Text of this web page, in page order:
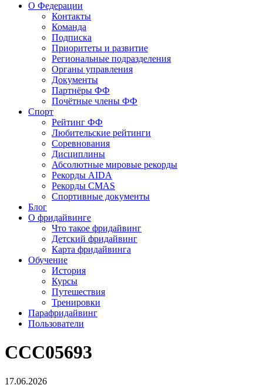
О Федерации
Контакты
Команда
Подписка
Приоритеты и развитие
Региональные подразделения
Органы управления
Документы
Партнёры ФФ
Почётные члены ФФ
Спорт
Рейтинг ФФ
Любительские рейтинги
Соревнования
Дисциплины
Абсолютные мировые рекорды
Рекорды AIDA
Рекорды CMAS
Спортивные документы
Блог
О фридайвинге
Что такое фридайвинг
Детский фридайвинг
Карта фридайвинга
Обучение
История
Курсы
Путешествия
Тренировки
Парафридайвинг
Пользователи
CCC05693
17.06.2026